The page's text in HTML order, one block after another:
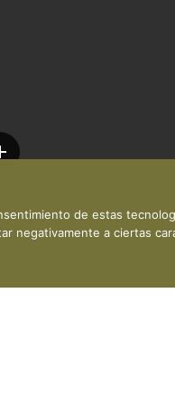
de estas
negativamente a ciertas